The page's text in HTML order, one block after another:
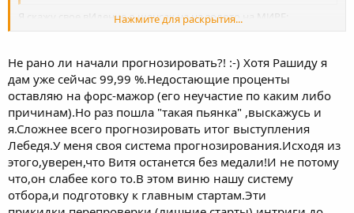
Я скажу свое вИдение о шансах на на золото на МИРЕ:
97- Абу -70%
84- Рашид -70%
74 - Царгуш-30%
70- Хетаг- 65%
65- Сослан -65 %
Нажмите для раскрытия...
Не рано ли начали прогнозировать?! :-) Хотя Рашиду я
дам уже сейчас 99,99 %.Недостающие проценты
оставляю на форс-мажор (его неучастие по каким либо
причинам).Но раз пошла "такая пьянка" ,выскажусь и
я.Сложнее всего прогнозировать итог выступления
Лебедя.У меня своя система прогнозирования.Исходя из
этого,уверен,что Витя останется без медали!И не потому
что,он слабее кого то.В этом виню нашу систему
отбора,и подготовку к главным стартам.Эти